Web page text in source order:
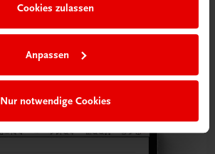
Cookies zulassen
Anpassen
Nur notwendige Cookies